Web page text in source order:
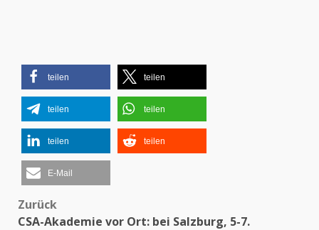
teilen teilen
teilen teilen
teilen teilen
E-Mail
Beitragsnavigation
Zurück
CSA-Akademie vor Ort: bei Salzburg, 5-7.